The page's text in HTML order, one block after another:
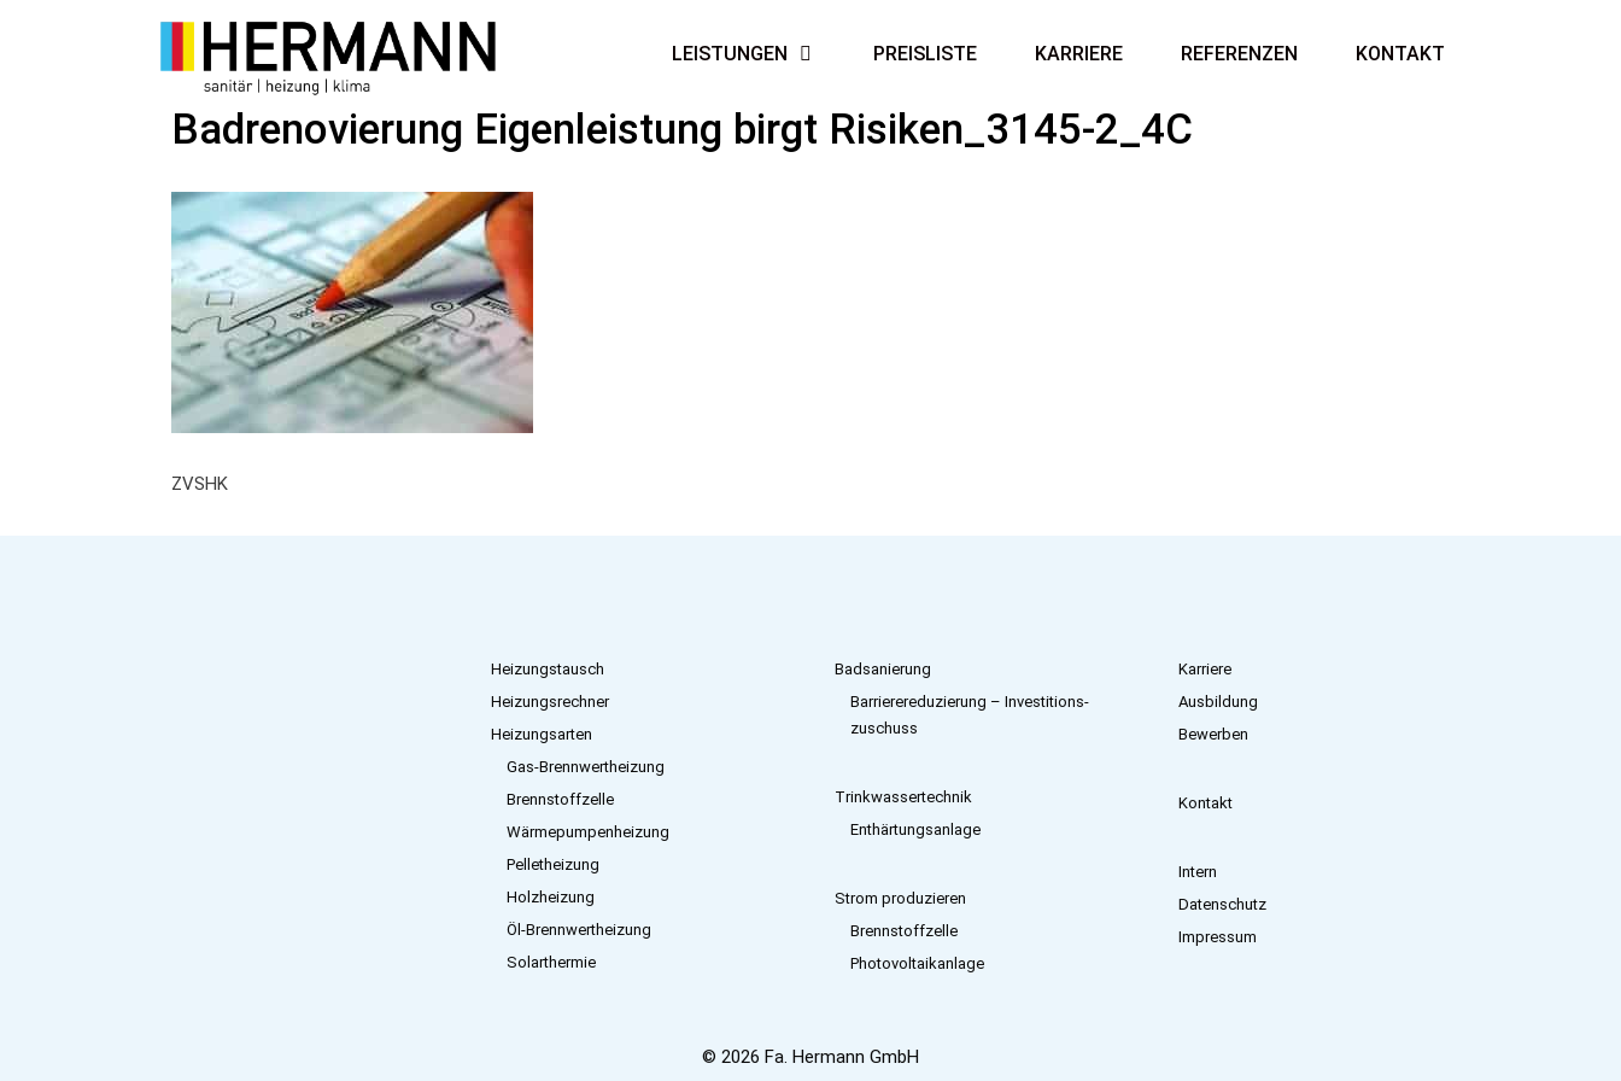
LEISTUNGEN PREISLISTE KARRIERE REFERENZEN KONTAKT
Badrenovierung Eigenleistung birgt Risiken_3145-2_4C
ZVSHK
Heizungstausch
Heizungsrechner
Heizungsarten
Gas-Brennwertheizung
Brennstoffzelle
Wärmepumpenheizung
Pelletheizung
Holzheizung
Öl-Brennwertheizung
Solarthermie
Badsanierung
Barrierereduzierung – Investitions­
zuschuss
Trinkwassertechnik
Enthärtungsanlage
Strom produzieren
Brennstoffzelle
Photovoltaikanlage
Karriere
Ausbildung
Bewerben
Kontakt
Intern
Datenschutz
Impressum
© 2026 Fa. Hermann GmbH